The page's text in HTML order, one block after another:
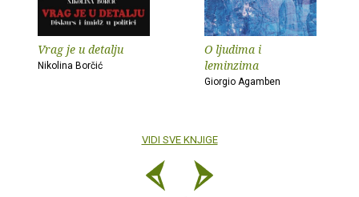
Vrag je u detalju
Nikolina Borčić
O ljudima i
leminzima
Giorgio Agamben
VIDI SVE KNJIGE